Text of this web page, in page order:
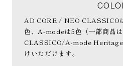
AD CORE / NEO CLASSICO
色、A-modeは5色（一部商品
CLASSICO/A-mode Heritage
けいただけます。